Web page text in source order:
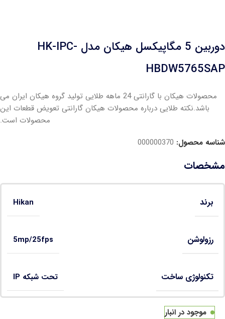
دوربین 5 مگاپیکسل هیکان مدل HK-IPC-
HBDW5765SAP
محصولات هیکان با گارانتی 24 ماهه طلایی تولید گروه هیکان ایران می
باشد.نکته طلایی درباره محصولات هیکان گارانتی تعویض قطعات این
محصولات است.
شناسه محصول: 000000370
مشخصات
برند Hikan
رزولوشن 5mp/25fps
تکنولوژی ساخت تحت شبکه IP
موجود در انبار